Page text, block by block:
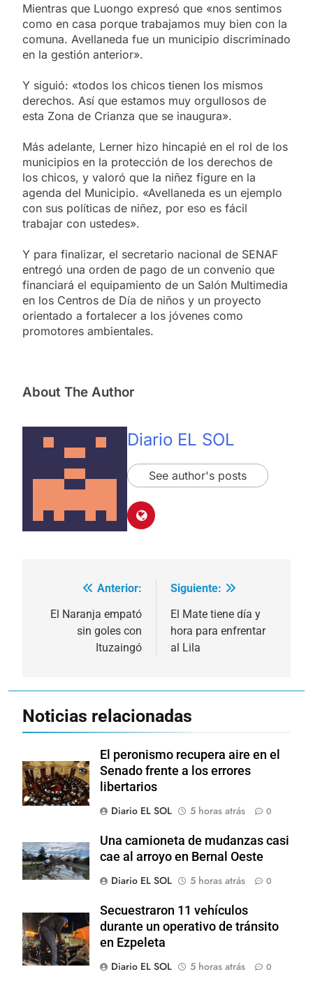
Mientras que Luongo expresó que «nos sentimos
como en casa porque trabajamos muy bien con la
comuna. Avellaneda fue un municipio discriminado
en la gestión anterior».
Y siguió: «todos los chicos tienen los mismos
derechos. Así que estamos muy orgullosos de
esta Zona de Crianza que se inaugura».
Más adelante, Lerner hizo hincapié en el rol de los
municipios en la protección de los derechos de
los chicos, y valoró que la niñez figure en la
agenda del Municipio. «Avellaneda es un ejemplo
con sus políticas de niñez, por eso es fácil
trabajar con ustedes».
Y para finalizar, el secretario nacional de SENAF
entregó una orden de pago de un convenio que
financiará el equipamiento de un Salón Multimedia
en los Centros de Día de niños y un proyecto
orientado a fortalecer a los jóvenes como
promotores ambientales.
About The Author
Diario EL SOL
See author's posts
Navegación
de
entradas
Anterior:
El Naranja empató
sin goles con
Ituzaingó
Siguiente:
El Mate tiene día y
hora para enfrentar
al Lila
Noticias relacionadas
El peronismo recupera aire en el
Senado frente a los errores
libertarios
Diario EL SOL
5 horas atrás 0
Una camioneta de mudanzas casi
cae al arroyo en Bernal Oeste
Diario EL SOL
5 horas atrás 0
Secuestraron 11 vehículos
durante un operativo de tránsito
en Ezpeleta
Diario EL SOL
5 horas atrás 0